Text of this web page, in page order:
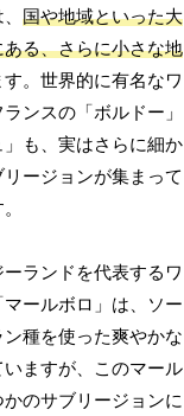
、国や地域といった大
る、さらに小さな地
す。世界的に有名なワ
ンスの「ボルドー」
も、実はさらに細か
リージョンが集まって
ランドを代表するワ
ールボロ」は、ソー
種を使った爽やかな
ますが、このマール
のサブリージョンに